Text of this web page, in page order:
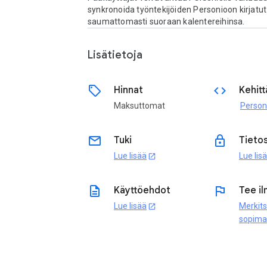
synkronoida työntekijöiden Personioon
saumattomasti suoraan kalentereihinsa.
Lisätietoja
sell Hinnat
Maksuttomat
code
email Tuki
Lue lisää open_in_new
lock
Lue
description Käyttöehdot
Lue lisää open_in_new
flag Tee